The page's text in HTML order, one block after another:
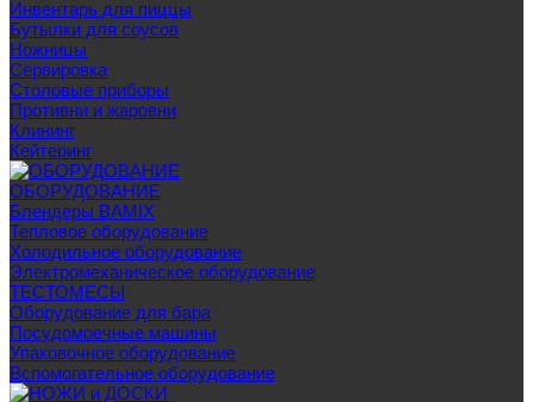
Инвентарь для пиццы
Бутылки для соусов
Ножницы
Сервировка
Столовые приборы
Противни и жаровни
Клининг
Кейтеринг
ОБОРУДОВАНИЕ
Блендеры BAMIX
Тепловое оборудование
Холодильное оборудование
Электромеханическое оборудование
ТЕСТОМЕСЫ
Оборудование для бара
Посудомоечные машины
Упаковочное оборудование
Вспомогательное оборудование